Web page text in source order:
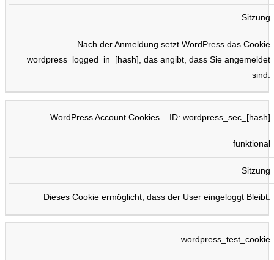
Sitzung
Nach der Anmeldung setzt WordPress das Cookie
wordpress_logged_in_[hash], das angibt, dass Sie angemeldet
sind.
WordPress Account Cookies – ID: wordpress_sec_[hash]
funktional
Sitzung
Dieses Cookie ermöglicht, dass der User eingeloggt Bleibt.
wordpress_test_cookie